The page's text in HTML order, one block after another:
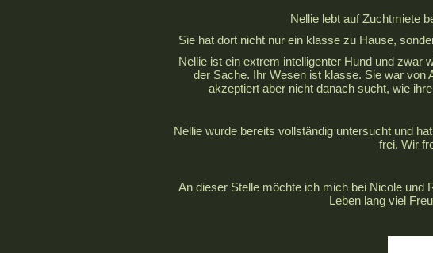
Nellie lebt auf Zuchtmiete
Sie hat dort nicht nur ein klasse zu Hause,
Nellie ist ein extrem intelligenter Hund und zwar
der Sache. Ihr Wesen ist klasse. Sie war von
akzeptiert aber nicht danach sucht, wie
Nellie wurde bereits vollständig untersucht und
frei. Wir
An dieser Stelle möchte ich mich bei Nicole und
Leben lang viel